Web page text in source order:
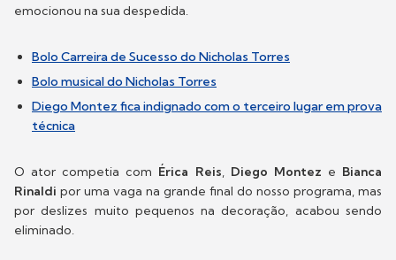
emocionou na sua despedida.
Bolo Carreira de Sucesso do Nicholas Torres
Bolo musical do Nicholas Torres
Diego Montez fica indignado com o terceiro lugar em prova
técnica
O ator competia com Érica Reis, Diego Montez e Bianca
Rinaldi por uma vaga na grande final do nosso programa, mas
por deslizes muito pequenos na decoração, acabou sendo
eliminado.